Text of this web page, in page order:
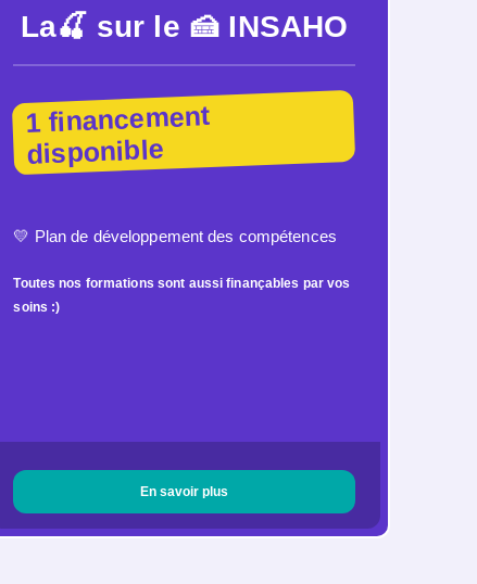
La🍒 sur le 🍰 INSAHO
1 financement
disponible
💛 Plan de développement des compétences
Toutes nos formations sont aussi finançables par vos
soins :)
En savoir plus